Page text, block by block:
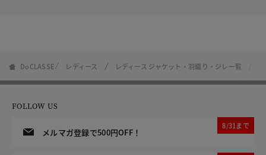
DoCLASSE レディース レディース ジャケット・羽織り・ジレ一覧
FOLLOW US
メルマガ登録で500円OFF！
8/31まで